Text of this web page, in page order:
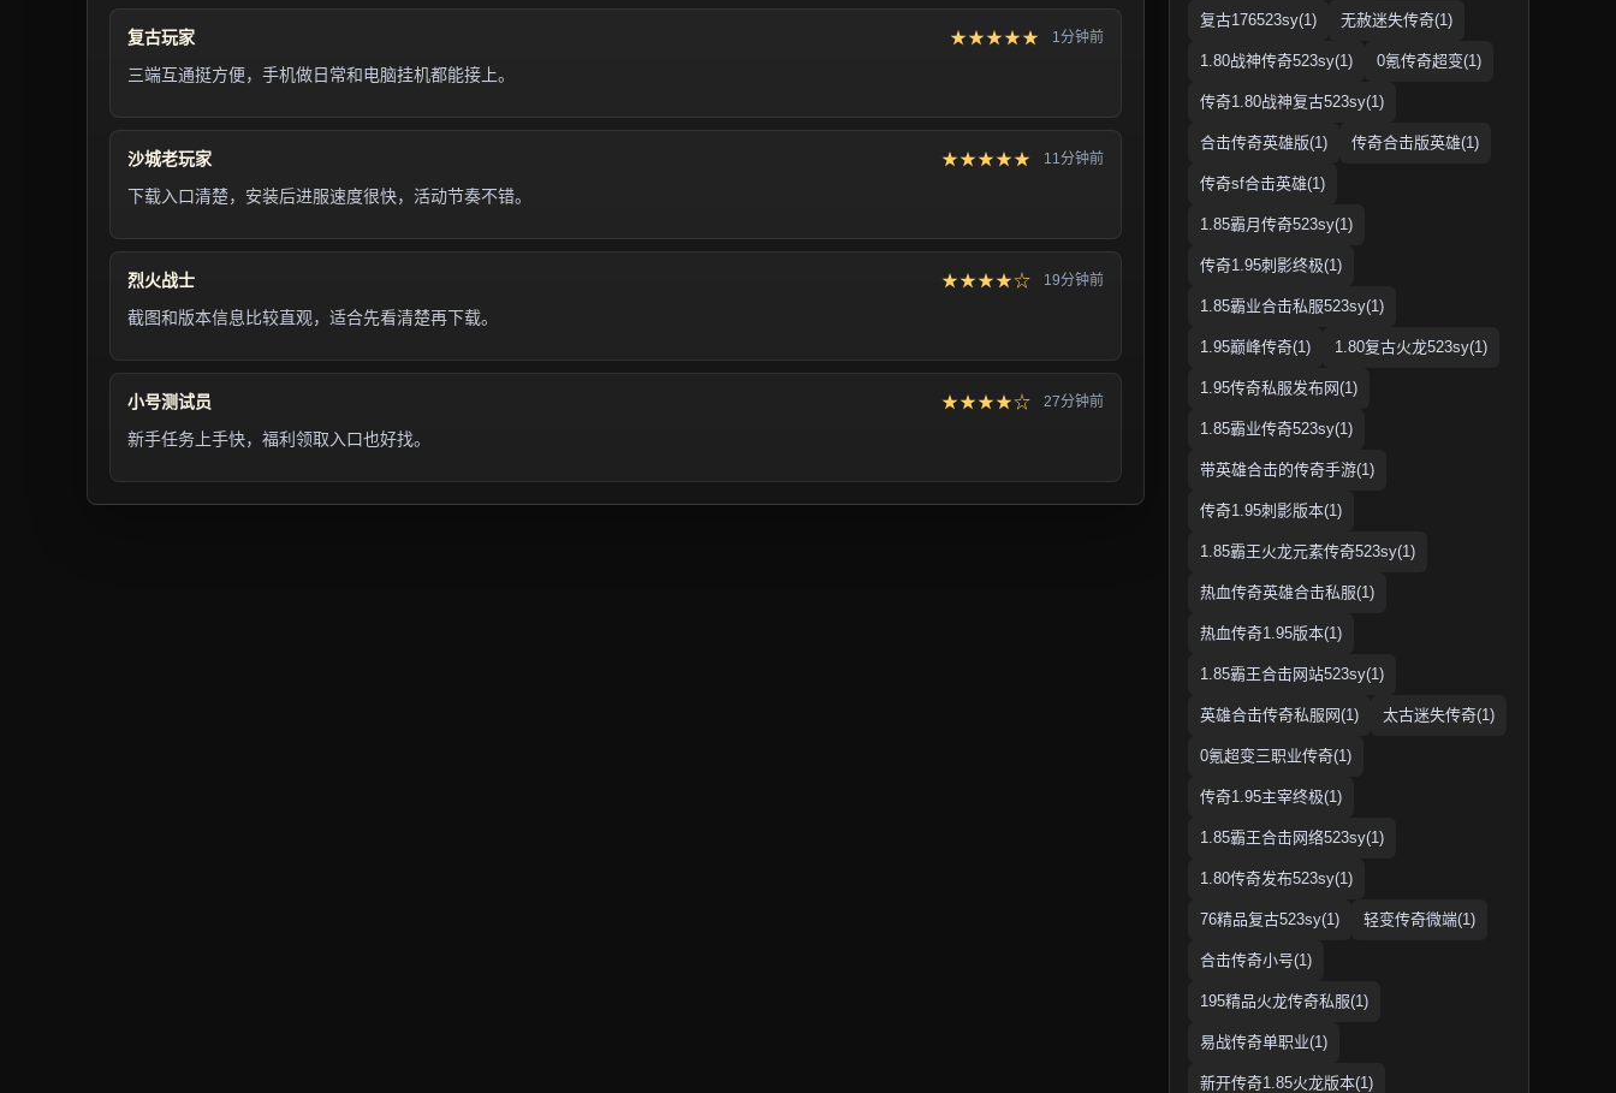
复古玩家 ★★★★★ 1分钟前
三端互通挺方便，手机做日常和电脑挂机都能接上。
沙城老玩家 ★★★★★ 11分钟前
下载入口清楚，安装后进服速度很快，活动节奏不错。
烈火战士 ★★★★☆ 19分钟前
截图和版本信息比较直观，适合先看清楚再下载。
小号测试员 ★★★★☆ 27分钟前
新手任务上手快，福利领取入口也好找。
复古176523sy(1) 无赦迷失传奇(1)
1.80战神传奇523sy(1) 0氪传奇超变(1)
传奇1.80战神复古523sy(1)
合击传奇英雄版(1) 传奇合击版英雄(1)
传奇sf合击英雄(1)
1.85霸月传奇523sy(1)
传奇1.95刺影终极(1)
1.85霸业合击私服523sy(1)
1.95巅峰传奇(1) 1.80复古火龙523sy(1)
1.95传奇私服发布网(1)
1.85霸业传奇523sy(1)
带英雄合击的传奇手游(1)
传奇1.95刺影版本(1)
1.85霸王火龙元素传奇523sy(1)
热血传奇英雄合击私服(1)
热血传奇1.95版本(1)
1.85霸王合击网站523sy(1)
英雄合击传奇私服网(1) 太古迷失传奇(1)
0氪超变三职业传奇(1)
传奇1.95主宰终极(1)
1.85霸王合击网络523sy(1)
1.80传奇发布523sy(1)
76精品复古523sy(1) 轻变传奇微端(1)
合击传奇小号(1)
195精品火龙传奇私服(1)
易战传奇单职业(1)
新开传奇1.85火龙版本(1)